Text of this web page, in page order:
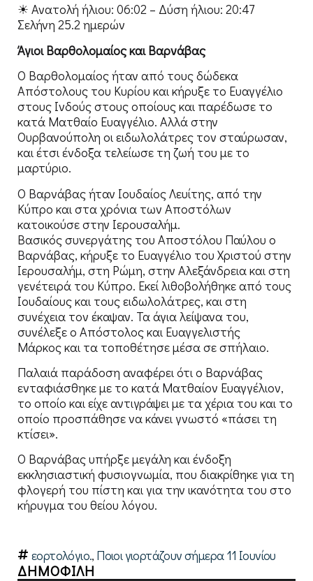
☀ Ανατολή ήλιου: 06:02 – Δύση ήλιου: 20:47
Σελήνη 25.2 ημερών
Άγιοι Βαρθολομαίος και Βαρνάβας
Ο Βαρθολομαίος ήταν από τους δώδεκα
Απόστολους του Κυρίου και κήρυξε το Ευαγγέλιο
στους Ινδούς στους οποίους και παρέδωσε το
κατά Ματθαίο Ευαγγέλιο. Αλλά στην
Ουρβανούπολη οι ειδωλολάτρες τον σταύρωσαν,
και έτσι ένδοξα τελείωσε τη ζωή του με το
μαρτύριο.
Ο Βαρνάβας ήταν Ιουδαίος Λευίτης, από την
Κύπρο και στα χρόνια των Αποστόλων
κατοικούσε στην Ιερουσαλήμ.
Βασικός συνεργάτης του Αποστόλου Παύλου ο
Βαρνάβας, κήρυξε το Ευαγγέλιο του Χριστού στην
Ιερουσαλήμ, στη Ρώμη, στην Αλεξάνδρεια και στη
γενέτειρά του Κύπρο. Εκεί λιθοβολήθηκε από τους
Ιουδαίους και τους ειδωλολάτρες, και στη
συνέχεια τον έκαψαν. Τα άγια λείψανα του,
συνέλεξε ο Απόστολος και Ευαγγελιστής
Μάρκος και τα τοποθέτησε μέσα σε σπήλαιο.
Παλαιά παράδοση αναφέρει ότι ο Βαρνάβας
ενταφιάσθηκε με το κατά Ματθαίον Ευαγγέλιον,
το οποίο και είχε αντιγράψει με τα χέρια του και το
οποίο προσπάθησε να κάνει γνωστό «πάσει τη
κτίσει».
Ο Βαρνάβας υπήρξε μεγάλη και ένδοξη
εκκλησιαστική φυσιογνωμία, που διακρίθηκε για τη
φλογερή του πίστη και για την ικανότητα του στο
κήρυγμα του θείου λόγου.
εορτολόγιο., Ποιοι γιορτάζουν σήμερα 11 Ιουνίου
ΔΗΜΟΦΙΛΗ